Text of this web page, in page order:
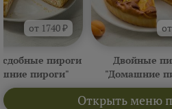
Открыть меню
от 1740 ₽
пироги
пироги"
Двойные
"Домашние